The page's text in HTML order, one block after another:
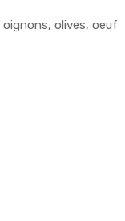
olives, oeuf